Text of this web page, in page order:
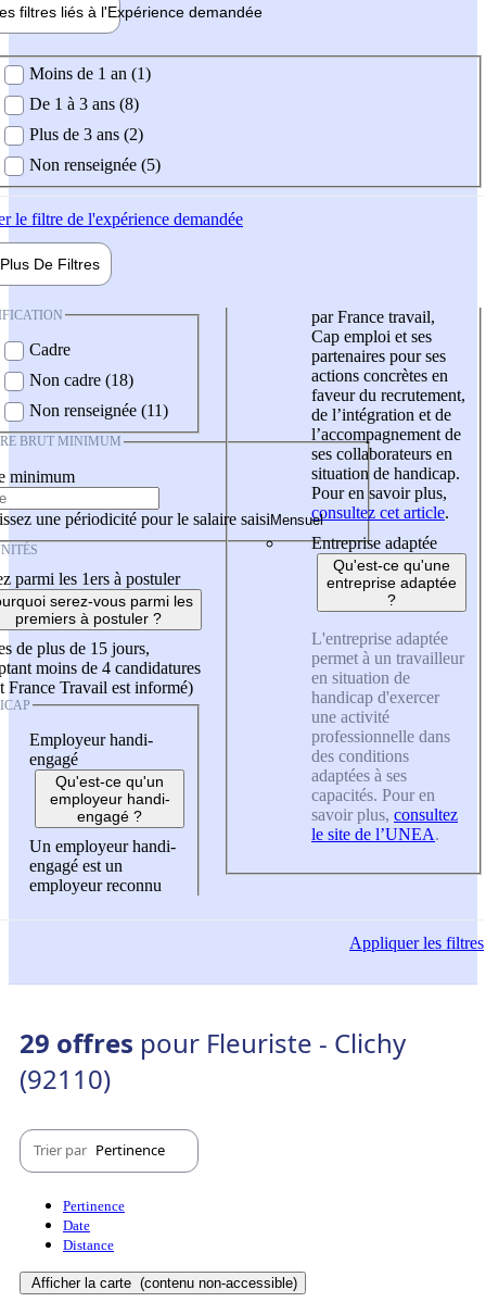
filtres liés à l'Expérience demandée
demandée
Moins de 1 an (1)
De 1 à 3 ans (8)
Plus de 3 ans (2)
Non renseignée (5)
le filtre de l'expérience demandée
Plus De Filtres
Cadre
Non cadre (18)
Non renseignée (11)
BRUT MINIMUM
minimum
une périodicité pour le salaire saisi
parmi les 1ers à postuler
serez-vous parmi les
premiers à postuler ?
de plus de 15 jours,
moins de 4 candidatures
France Travail est informé)
Employeur handi-
engagé
Qu'est-ce qu'un
employeur handi-
engagé ?
Un employeur handi-
engagé est un
employeur reconnu
par France travail,
Cap emploi et ses
partenaires pour ses
actions concrètes en
faveur du recrutement,
de l’intégration et de
l’accompagnement de
ses collaborateurs en
situation de handicap.
Pour en savoir plus,
consultez cet article.
Entreprise adaptée
Qu'est-ce qu'une
entreprise adaptée
?
L'entreprise adaptée
permet à un travailleur
en situation de
handicap d'exercer
une activité
professionnelle dans
des conditions
adaptées à ses
capacités. Pour en
savoir plus, consultez
le site de l’UNEA.
Appliquerles filtres
29 offres pour Fleuriste - Clichy
(92110)
Trier par Pertinence
Pertinence
Date
Distance
Afficher la carte (contenu non-accessible)